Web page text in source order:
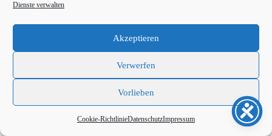
Dienste verwalten
Akzeptieren
Verwerfen
Vorlieben
Cookie-RichtlinieDatenschutzImpressum